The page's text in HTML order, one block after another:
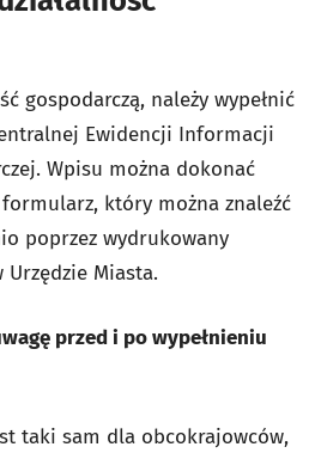
gospodarczą, należy wypełnić
Ewidencji Informacji
Wpisu można dokonać
który można znaleźć
poprzez wydrukowany
Miasta.
przed i po wypełnieniu
taki sam dla obcokrajowców,